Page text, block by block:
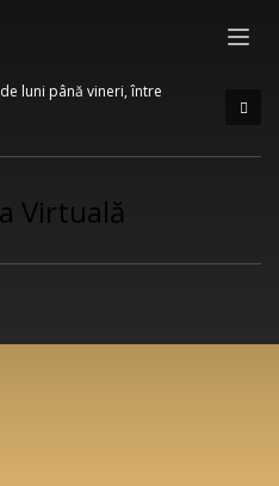
de luni până vineri, între